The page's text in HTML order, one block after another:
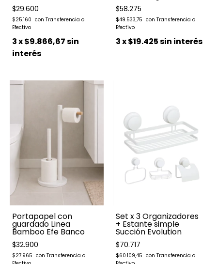
$29.600
$25.160
3x$9.866,67sin
interés
$58.275
$49.533,75
3x$19.425sin interés
Portapapel con
guardado Linea
Bamboo Efe Banco
$32.900
$27.965
Set x 3 Organizadores
+ Estante simple
Succión Evolution
$70.717
$60.109,45